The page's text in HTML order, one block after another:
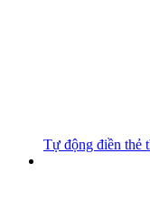
Tự động điền thẻ